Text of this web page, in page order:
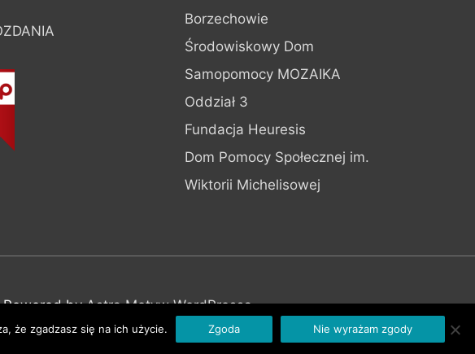
Borzechowie
Środowiskowy Dom
Samopomocy MOZAIKA
Oddział 3
Fundacja Heuresis
Dom Pomocy Społecznej im.
Wiktorii Michelisowej
byAstra Motyw WordPressa
że zgadzasz się na ich użycie. Zgoda Nie wyrażam zgody